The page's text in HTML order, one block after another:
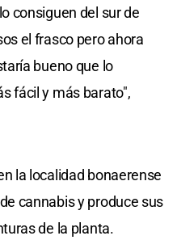
consiguen del sur de
el frasco pero ahora
bueno que lo
fácil y más barato",
la localidad bonaerense
cannabis y produce sus
de la planta.